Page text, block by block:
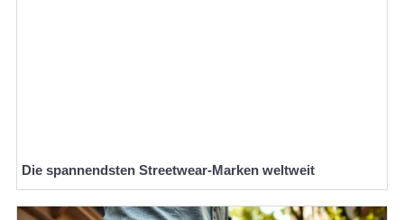
Die spannendsten Streetwear-Marken weltweit